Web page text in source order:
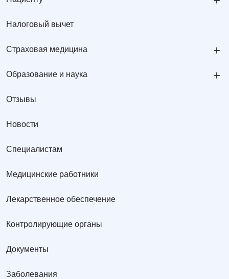
Налоговый вычет
Страховая медицина +
Образование и наука +
Отзывы
Новости
Специалистам
Медицинские работники
Лекарственное обеспечение
Контролирующие органы
Документы
Заболевания